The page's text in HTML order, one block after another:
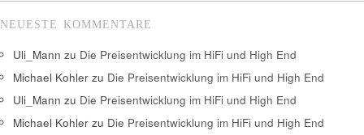
NEUESTE KOMMENTARE
Uli_Mann zu Die Preisentwicklung im HiFi und High End
Michael Kohler zu Die Preisentwicklung im HiFi und High End
Uli_Mann zu Die Preisentwicklung im HiFi und High End
Michael Kohler zu Die Preisentwicklung im HiFi und High End